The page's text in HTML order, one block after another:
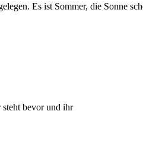
Es ist Sommer, die Sonne
bevor und ihr